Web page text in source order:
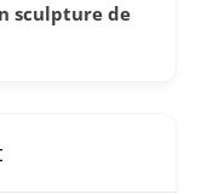
sculpture de